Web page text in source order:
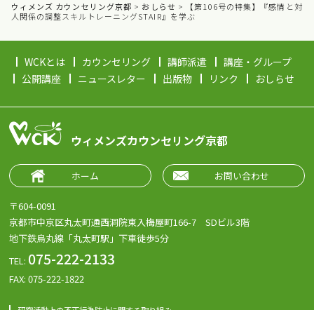
ウィメンズ カウンセリング京都 > おしらせ >
【第106号の特集】『感情と対
人関係の調整スキルトレーニングSTAIR』を学ぶ
WCKとは カウンセリング 講師派遣
講座・グループ
公開講座
ニュースレター 出版物 リンク おしらせ
ウィメンズカウンセリング京都
ホーム お問い合わせ
〒604-0091
京都市中京区丸太町通西洞院東入梅屋町166-7 SDビル3階
地下鉄烏丸線「丸太町駅」下車徒歩5分
TEL: 075-222-2133
FAX: 075-222-1822